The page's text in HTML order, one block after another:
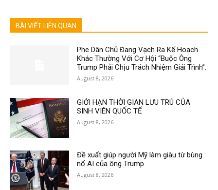
BÀI VIẾT LIÊN QUAN
Phe Dân Chủ Đang Vạch Ra Kế Hoạch
Khác Thường Với Cơ Hội “Buộc Ông
Trump Phải Chịu Trách Nhiệm Giải Trình”.
August 8, 2026
GIỚI HẠN THỜI GIAN LƯU TRÚ CỦA
SINH VIÊN QUỐC TẾ
August 8, 2026
Đề xuất giúp người Mỹ làm giàu từ bùng
nổ AI của ông Trump
August 8, 2026